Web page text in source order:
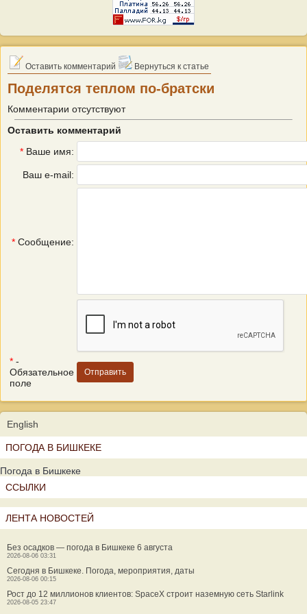
Оставить комментарий Вернуться к статье
Поделятся теплом по-братски
Комментарии отсутствуют
Оставить комментарий
* Ваше имя:
Ваш e-mail:
* Сообщение:
* -
Обязательное
поле
English
ПОГОДА В БИШКЕКЕ
Погода в Бишкеке
ССЫЛКИ
ЛЕНТА НОВОСТЕЙ
Без осадков — погода в Бишкеке 6 августа
2026-08-06 03:31
Сегодня в Бишкеке. Погода, мероприятия, даты
2026-08-06 00:15
Рост до 12 миллионов клиентов: SpaceX строит наземную сеть Starlink
2026-08-05 23:47